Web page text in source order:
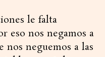
le falta
eso nos negamos a
nos neguemos a las